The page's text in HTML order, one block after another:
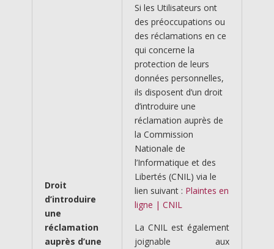
Droit
d’introduire
une
réclamation
auprès d’une
Si les Utilisateurs ont
des préoccupations ou
des réclamations en ce
qui concerne la
protection de leurs
données personnelles,
ils disposent d’un droit
d’introduire une
réclamation auprès de
la Commission
Nationale de
l’Informatique et des
Libertés (CNIL) via le
lien suivant : Plaintes en
ligne | CNIL
La CNIL est également
joignable aux